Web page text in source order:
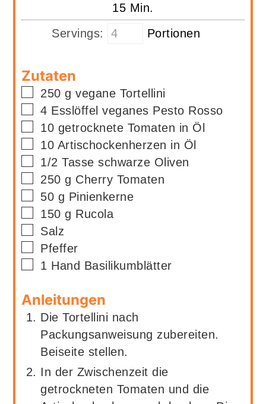
15Minuten
Min.
Servings:
Portionen
Zutaten
▢
250 g vegane Tortellini
▢
4 Esslöffel veganes Pesto Rosso
▢
10 getrocknete Tomaten in Öl
▢
10 Artischockenherzen in Öl
▢
1/2 Tasse schwarze Oliven
▢
250 g Cherry Tomaten
▢
50 g Pinienkerne
▢
150 g Rucola
▢
Salz
▢
Pfeffer
▢
1 Hand Basilikumblätter
Anleitungen
Die Tortellini nach
Packungsanweisung zubereiten.
Beiseite stellen.
In der Zwischenzeit die
getrockneten Tomaten und die